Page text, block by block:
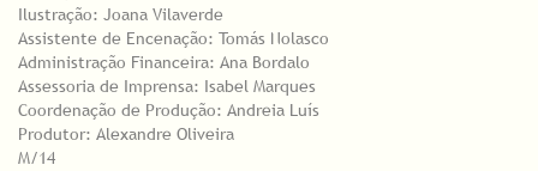
Ilustração: Joana Vilaverde
Assistente de Encenação: Tomás Nolasco
Administração Financeira: Ana Bordalo
Assessoria de Imprensa: Isabel Marques
Coordenação de Produção: Andreia Luís
Produtor: Alexandre Oliveira
M/14